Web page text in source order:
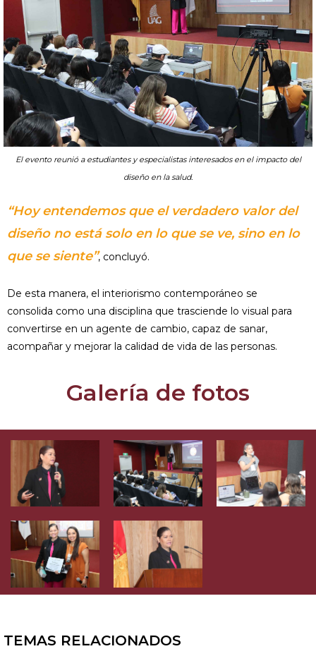
El evento reunió a estudiantes y especialistas interesados en el impacto del
diseño en la salud.
“Hoy entendemos que el verdadero valor del
diseño no está solo en lo que se ve, sino en lo
que se siente”, concluyó.
De esta manera, el interiorismo contemporáneo se
consolida como una disciplina que trasciende lo visual para
convertirse en un agente de cambio, capaz de sanar,
acompañar y mejorar la calidad de vida de las personas.
Galería de fotos
TEMAS RELACIONADOS